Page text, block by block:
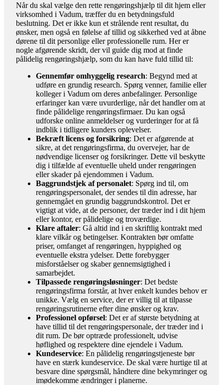
Når du skal vælge den rette rengøringshjælp til dit hjem eller
virksomhed i Vadum, træffer du en betydningsfuld
beslutning. Det er ikke kun et strålende rent resultat, du
ønsker, men også en følelse af tillid og sikkerhed ved at åbne
dørene til dit personlige eller professionelle rum. Her er
nogle afgørende skridt, der vil guide dig mod at finde
pålidelig rengøringshjælp, som du kan have fuld tillid til:
Gennemfør omhyggelig research: Begynd med at
udføre en grundig research. Spørg venner, familie eller
kolleger i Vadum om deres anbefalinger. Personlige
erfaringer kan være uvurderlige, når det handler om at
finde pålidelige rengøringsfirmaer. Du kan også
udforske online anmeldelser og vurderinger for at få
indblik i tidligere kunders oplevelser.
Bekræft licens og forsikring: Det er afgørende at
sikre, at det rengøringsfirma, du overvejer, har de
nødvendige licenser og forsikringer. Dette vil beskytte
dig i tilfælde af eventuelle uheld under rengøringen
eller skader på ejendommen i Vadum.
Baggrundstjek af personalet: Spørg ind til, om
rengøringspersonalet, der sendes til din adresse, har
gennemgået en grundig baggrundskontrol. Det er
vigtigt at vide, at de personer, der træder ind i dit hjem
eller kontor, er pålidelige og troværdige.
Klare aftaler: Gå altid ind i en skriftlig kontrakt med
klare vilkår og betingelser. Kontrakten bør omfatte
priser, omfanget af rengøringen, hyppighed og
eventuelle ekstra ydelser. Dette forebygger
misforståelser og skaber gennemsigtighed i
samarbejdet.
Tilpassede rengøringsløsninger: Det bedste
rengøringsfirma forstår, at hver enkelt kundes behov er
unikke. Vælg en service, der er villig til at tilpasse
rengøringsrutinerne efter dine ønsker og krav.
Professionel opførsel: Det er af største betydning at
have tillid til det rengøringspersonale, der træder ind i
dit rum. De bør optræde professionelt, udvise
høflighed og respektere dine ejendele i Vadum.
Kundeservice: En pålidelig rengøringstjeneste bør
have en stærk kundeservice. De skal være hurtige til at
besvare dine spørgsmål, håndtere dine bekymringer og
imødekomme ændringer i planerne.